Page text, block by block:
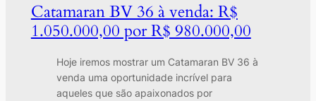
Catamaran BV 36 à venda: R$
1.050.000,00 por R$ 980.000,00
Hoje iremos mostrar um Catamaran BV 36 à
venda uma oportunidade incrível para
aqueles que são apaixonados por